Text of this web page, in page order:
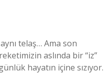
telaş… Ama son
aslında bir “iz”
hayatın içine sızıyor.